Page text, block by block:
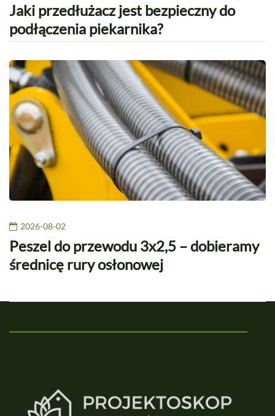
Jaki przedłużacz jest bezpieczny do
podłączenia piekarnika?
2026-08-02
Peszel do przewodu 3x2,5 – dobieramy
średnicę rury osłonowej